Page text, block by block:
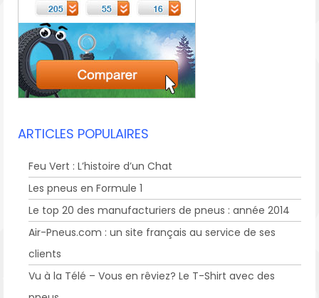
ARTICLES POPULAIRES
Feu Vert : L’histoire d’un Chat
Les pneus en Formule 1
Le top 20 des manufacturiers de pneus : année 2014
Air-Pneus.com : un site français au service de ses
clients
Vu à la Télé – Vous en rêviez? Le T-Shirt avec des